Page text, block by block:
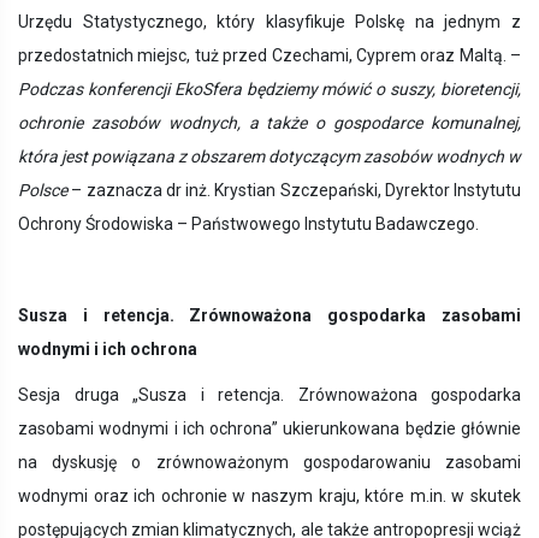
Urzędu Statystycznego, który klasyfikuje Polskę na jednym z
przedostatnich miejsc, tuż przed Czechami, Cyprem oraz Maltą. –
Podczas konferencji EkoSfera będziemy mówić o suszy, bioretencji,
ochronie zasobów wodnych, a także o gospodarce komunalnej,
która jest powiązana z obszarem dotyczącym zasobów wodnych w
Polsce– zaznacza dr inż. Krystian Szczepański, Dyrektor Instytutu
Ochrony Środowiska – Państwowego Instytutu Badawczego.
Susza i retencja. Zrównoważona gospodarka zasobami
wodnymi i ich ochrona
Sesja druga „Susza i retencja. Zrównoważona gospodarka
zasobami wodnymi i ich ochrona” ukierunkowana będzie głównie
na dyskusję o zrównoważonym gospodarowaniu zasobami
wodnymi oraz ich ochronie w naszym kraju, które m.in. w skutek
postępujących zmian klimatycznych, ale także antropopresji wciąż